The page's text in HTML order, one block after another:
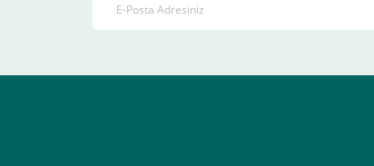
4-Son olarak siparişi vermiş olduğunuz e-posta